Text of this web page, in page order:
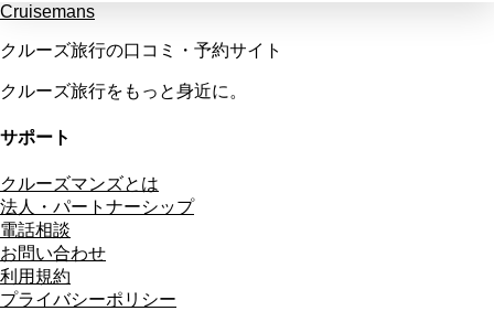
Cruisemans
クルーズ旅行の口コミ・予約サイト
クルーズ旅行をもっと身近に。
サポート
クルーズマンズとは
法人・パートナーシップ
電話相談
お問い合わせ
利用規約
プライバシーポリシー